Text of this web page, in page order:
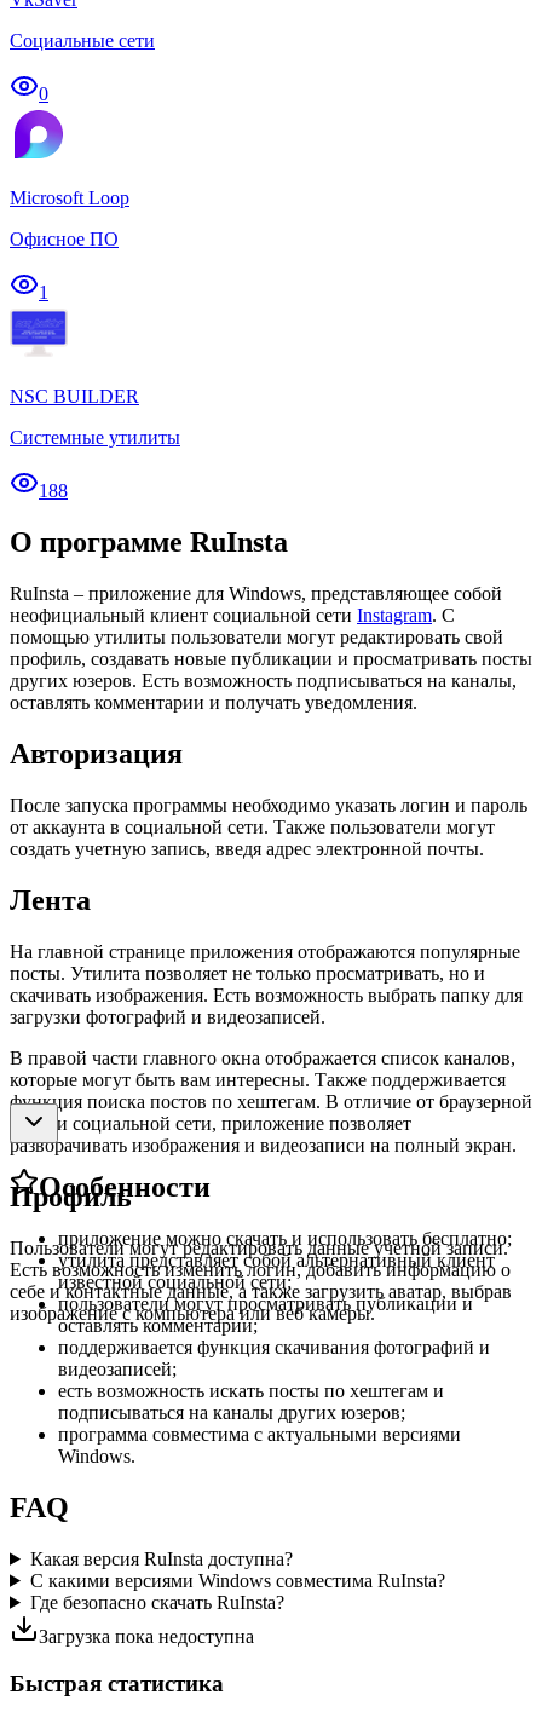
Социальные сети
0
Microsoft Loop
Офисное ПО
1
NSC BUILDER
Системные утилиты
188
О программе RuInsta
RuInsta – приложение для Windows, представляющее собой
неофициальный клиент социальной сети Instagram. С
помощью утилиты пользователи могут редактировать свой
профиль, создавать новые публикации и просматривать посты
других юзеров. Есть возможность подписываться на каналы,
оставлять комментарии и получать уведомления.
Авторизация
После запуска программы необходимо указать логин и пароль
от аккаунта в социальной сети. Также пользователи могут
создать учетную запись, введя адрес электронной почты.
Лента
На главной странице приложения отображаются популярные
посты. Утилита позволяет не только просматривать, но и
скачивать изображения. Есть возможность выбрать папку для
загрузки фотографий и видеозаписей.
В правой части главного окна отображается список каналов,
которые могут быть вам интересны. Также поддерживается
функция поиска постов по хештегам. В отличие от браузерной
версии социальной сети, приложение позволяет
разворачивать изображения и видеозаписи на полный экран.
Профиль
Пользователи могут редактировать данные учетной записи.
Есть возможность изменить логин, добавить информацию о
себе и контактные данные, а также загрузить аватар, выбрав
изображение с компьютера или веб камеры.
Особенности
приложение можно скачать и использовать бесплатно;
утилита представляет собой альтернативный клиент
известной социальной сети;
пользователи могут просматривать публикации и
оставлять комментарии;
поддерживается функция скачивания фотографий и
видеозаписей;
есть возможность искать посты по хештегам и
подписываться на каналы других юзеров;
программа совместима с актуальными версиями
Windows.
FAQ
Какая версия RuInsta доступна?
С какими версиями Windows совместима RuInsta?
Где безопасно скачать RuInsta?
Загрузка пока недоступна
Быстрая статистика